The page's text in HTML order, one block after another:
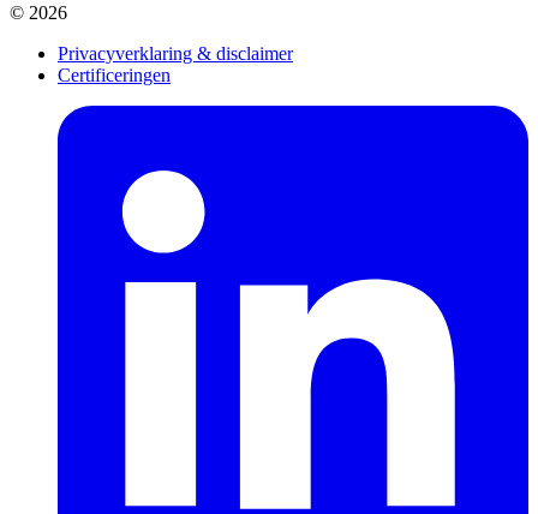
© 2026
Privacyverklaring & disclaimer
Certificeringen